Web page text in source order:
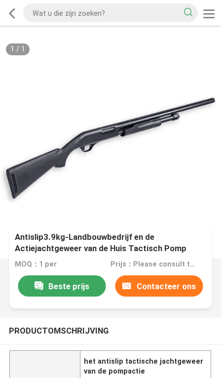
1 / 1
Antislip3.9kg-Landbouwbedrijf en de
Actiejachtgeweer van de Huis Tactisch Pomp
MOQ：1 per Prijs：Please consult the sales representative for details.
Beste prijs Contacteer ons
PRODUCTOMSCHRIJVING
het antislip tactische jachtgeweer
van de pompactie